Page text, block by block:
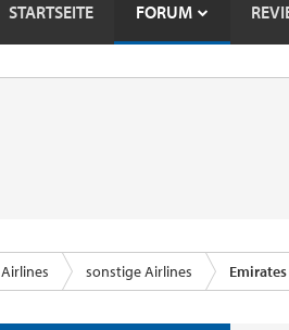
STARTSEITE FORUM
Airlines sonstige Airlines Emirates